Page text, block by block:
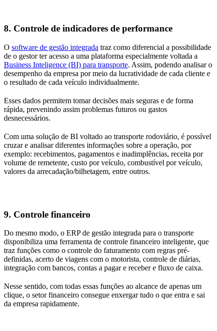
8. Controle de indicadores de performance
O software de gestão integrada traz como diferencial a possibilidade
de o gestor ter acesso a uma plataforma especialmente voltada a
Business Inteligence (BI) para transporte. Assim, podendo analisar o
desempenho da empresa por meio da lucratividade de cada cliente e
o resultado de cada veículo individualmente.
Esses dados permitem tomar decisões mais seguras e de forma
rápida, prevenindo assim problemas futuros ou gastos
desnecessários.
Com uma solução de BI voltado ao transporte rodoviário, é possível
cruzar e analisar diferentes informações sobre a operação, por
exemplo: recebimentos, pagamentos e inadimplências, receita por
volume de remetente, custo por veículo, combustível por veículo,
valores da arrecadação/bilhetagem, entre outros.
9. Controle financeiro
Do mesmo modo, o ERP de gestão integrada para o transporte
disponibiliza uma ferramenta de controle financeiro inteligente, que
traz funções como o controle do faturamento com regras pré-
definidas, acerto de viagens com o motorista, controle de diárias,
integração com bancos, contas a pagar e receber e fluxo de caixa.
Nesse sentido, com todas essas funções ao alcance de apenas um
clique, o setor financeiro consegue enxergar tudo o que entra e sai
da empresa rapidamente.